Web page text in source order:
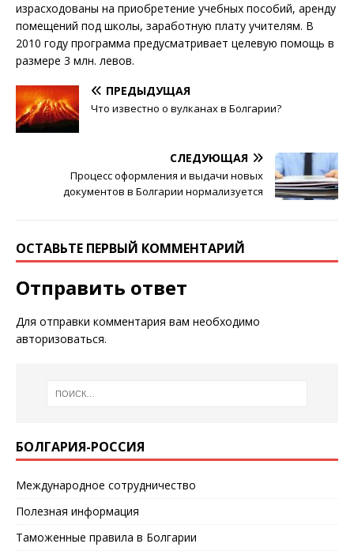
израсходованы на приобретение учебных пособий, аренду
помещений под школы, заработную плату учителям. В
2010 году программа предусматривает целевую помощь в
размере 3 млн. левов.
ПРЕДЫДУЩАЯ
Что известно о вулканах в Болгарии?
СЛЕДУЮЩАЯ
Процесс оформления и выдачи новых
документов в Болгарии нормализуется
ОСТАВЬТЕ ПЕРВЫЙ КОММЕНТАРИЙ
Отправить ответ
Для отправки комментария вам необходимо
авторизоваться.
БОЛГАРИЯ-РОССИЯ
Международное сотрудничество
Полезная информация
Таможенные правила в Болгарии